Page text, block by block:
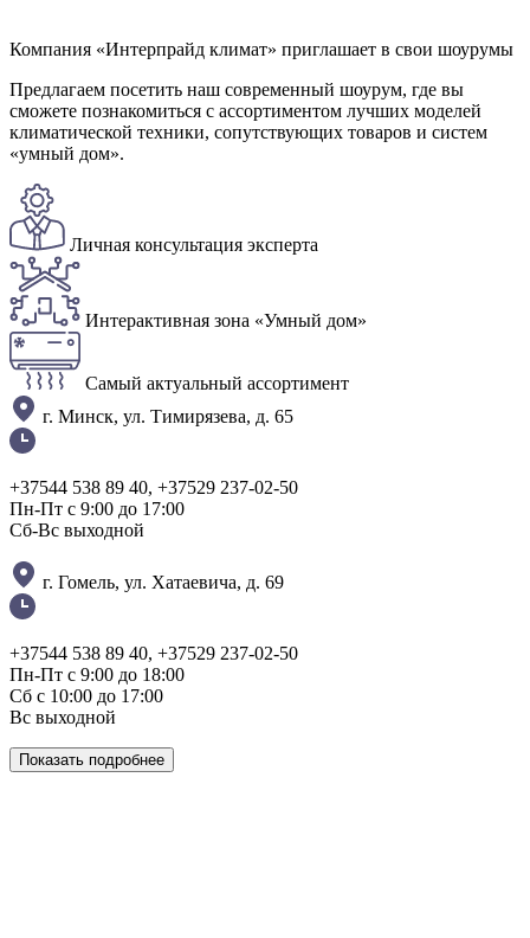
Компания «Интерпрайд климат» приглашает в свои шоурумы
Предлагаем посетить наш современный шоурум, где вы
сможете познакомиться с ассортиментом лучших моделей
климатической техники, сопутствующих товаров и систем
«умный дом».
Личная консультация эксперта
Интерактивная зона «Умный дом»
Самый актуальный ассортимент
г. Минск, ул. Тимирязева, д. 65
+37544 538 89 40, +37529 237-02-50
Пн-Пт с 9:00 до 17:00
Сб-Вс выходной
г. Гомель, ул. Хатаевича, д. 69
+37544 538 89 40, +37529 237-02-50
Пн-Пт с 9:00 до 18:00
Сб с 10:00 до 17:00
Вс выходной
Показать подробнее